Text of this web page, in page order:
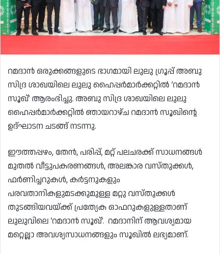
റമദാൻ ഒരുക്കങ്ങളുടെ ഭാഗമായി ലുലു ഗ്രൂപ്പ് അബു
സിദ്ര ശാഖയിലെ ലുലു ഹൈപ്പർമാർക്കറ്റിൽ ‘റമദാൻ
സൂഖ്’ ആരംഭിച്ചു. അബു സിദ്ര ശാഖയിലെ ലുലു
ഹൈപ്പർമാർക്കറ്റിൽ ഞായറാഴ്ച റമദാൻ സൂഖിന്റെ
ഉദ്ഘാടന ചടങ്ങ് നടന്നു.
ഈത്തപ്പഴം, തേൻ, പരിപ്പ്, മറ്റ് പലചരക്ക് സാധനങ്ങൾ
മുതൽ വീട്ടുപകരണങ്ങൾ, അലങ്കാര വസ്തുക്കൾ,
ഫർണിച്ചറുകൾ, കർട്ടനുകളും
പരവതാനികളുമടക്കുമുള്ള മറ്റു വസ്തുക്കൾ
തുടങ്ങിയവയ്ക്ക് പ്രത്യേക ഓഫറുകളുള്ളതാണ്
ലുലുവിലെ ‘റമദാൻ സൂഖ്’. റമദാനിന് ആവശ്യമായ
മറ്റെല്ലാ അവശ്യസാധനങ്ങളും സൂഖിൽ ലഭ്യമാണ്.